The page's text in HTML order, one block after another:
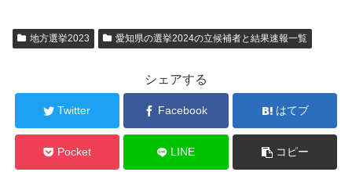
地方選挙2023 愛知県の選挙2024の立候補者と結果速報一覧
シェアする
Twitter Facebook はてブ
Pocket LINE コピー